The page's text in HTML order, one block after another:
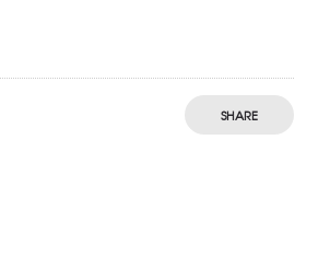
SHARE